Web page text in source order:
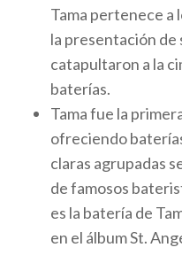
Tama pertenece a
la presentación de
catapultaron a la
baterías.
Tama fue la
ofreciendo
claras agrupadas
de famosos
es la batería de
en el álbum St.